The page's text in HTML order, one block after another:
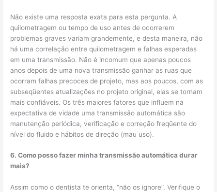
Não existe uma resposta exata para esta pergunta. A
quilometragem ou tempo de uso antes de ocorrerem
problemas graves variam grandemente, e desta maneira, não
há uma correlação entre quilometragem e falhas esperadas
em uma transmissão. Não é incomum que apenas poucos
anos depois de uma nova transmissão ganhar as ruas que
ocorram falhas precoces de projeto, mas aos poucos, com as
subseqüentes atualizações no projeto original, elas se tornam
mais confiáveis. Os três maiores fatores que influem na
expectativa de vidade uma transmissão automática são
manutenção periódica, verificação e correção freqüente do
nível do fluido e hábitos de direção (mau uso).
6. Como posso fazer minha transmissão automática durar
mais?
Assim como o dentista te orienta, “não os ignore”. Verifique o